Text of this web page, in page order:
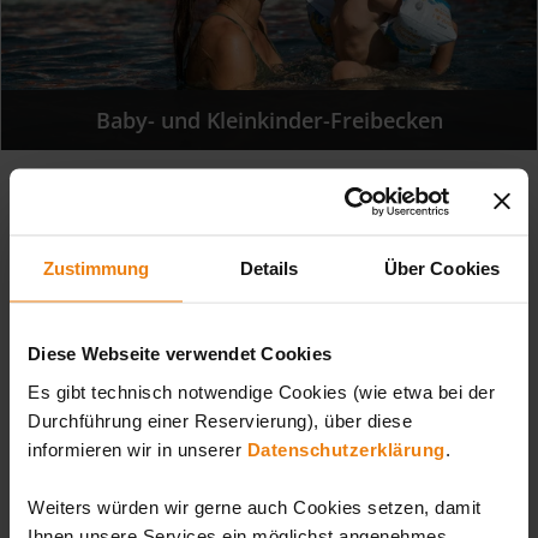
Zustimmung Details Über Cookies
Diese Webseite verwendet Cookies
Es gibt technisch notwendige Cookies (wie etwa bei der
Durchführung einer Reservierung), über diese
informieren wir in unserer Datenschutzerklärung
Weiters würden wir gerne auch Cookies setzen, damit
Baby- und Kleinkinder-Freibecken
Dann wird es aber Zeit! Sunny Bunny wird Euch in der
Sonnentherme öfter begegnen. Mitglieder in seinem
Sunny Bunny Club genießen viele Vorzüge und Vorteils-
Angebote.
Basteltipps, Geschichten, Ermäßigungen,